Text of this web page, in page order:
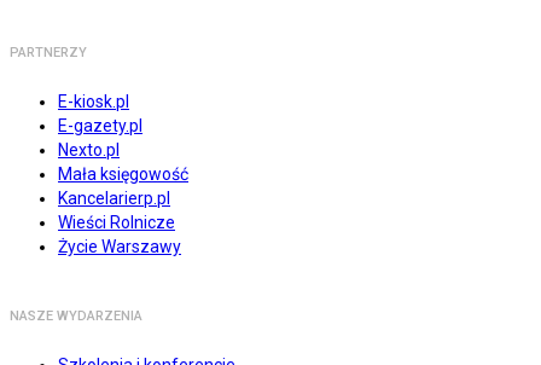
PARTNERZY
E-kiosk.pl
E-gazety.pl
Nexto.pl
Mała księgowość
Kancelarierp.pl
Wieści Rolnicze
Życie Warszawy
NASZE WYDARZENIA